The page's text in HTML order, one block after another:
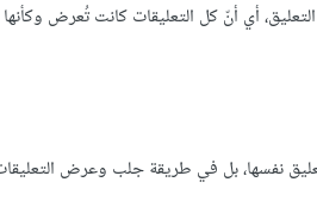
أي أنّ كل التعليقات كانت تُعرض
نفسها، بل في طريقة جلب وعرض